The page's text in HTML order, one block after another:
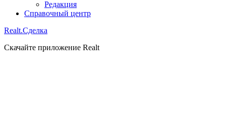
Редакция
Справочный центр
Realt.Сделка
Скачайте приложение Realt